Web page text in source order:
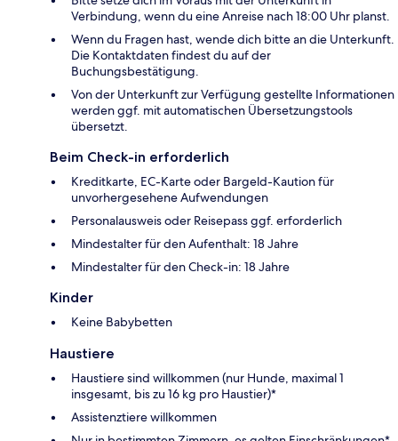
Verbindung, wenn du eine Anreise nach 18:00 Uhr planst.
Wenn du Fragen hast, wende dich bitte an die Unterkunft.
Die Kontaktdaten findest du auf der
Buchungsbestätigung.
Von der Unterkunft zur Verfügung gestellte Informationen
werden ggf. mit automatischen Übersetzungstools
übersetzt.
Beim Check-in erforderlich
Kreditkarte, EC-Karte oder Bargeld-Kaution für
unvorhergesehene Aufwendungen
Personalausweis oder Reisepass ggf. erforderlich
Mindestalter für den Aufenthalt: 18 Jahre
Mindestalter für den Check-in: 18 Jahre
Kinder
Keine Babybetten
Haustiere
Haustiere sind willkommen (nur Hunde, maximal 1
insgesamt, bis zu 16 kg pro Haustier)*
Assistenztiere willkommen